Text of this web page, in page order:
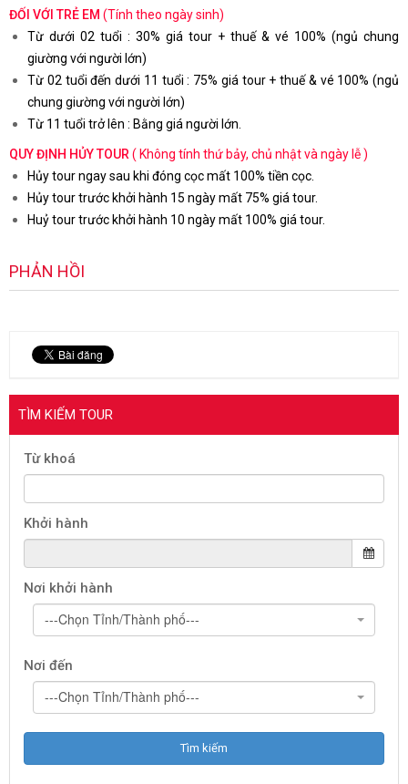
ĐỐI VỚI TRẺ EM (Tính theo ngày sinh)
Từ dưới 02 tuổi : 30% giá tour + thuế & vé 100% (ngủ chung
giường với người lớn)
Từ 02 tuổi đến dưới 11 tuổi : 75% giá tour + thuế & vé 100% (ngủ
chung giường với người lớn)
Từ 11 tuổi trở lên : Bằng giá người lớn.
QUY ĐỊNH HỦY TOUR( Không tính thứ bảy, chủ nhật và ngày lễ )
Hủy tour ngay sau khi đóng cọc mất 100% tiền cọc.
Hủy tour trước khởi hành 15 ngày mất 75% giá tour.
Huỷ tour trước khởi hành 10 ngày mất 100% giá tour.
PHẢN HỒI
TÌM KIẾM TOUR
Từ khoá
Khởi hành
Nơi khởi hành
---Chọn Tỉnh/Thành phố---
Nơi đến
---Chọn Tỉnh/Thành phố---